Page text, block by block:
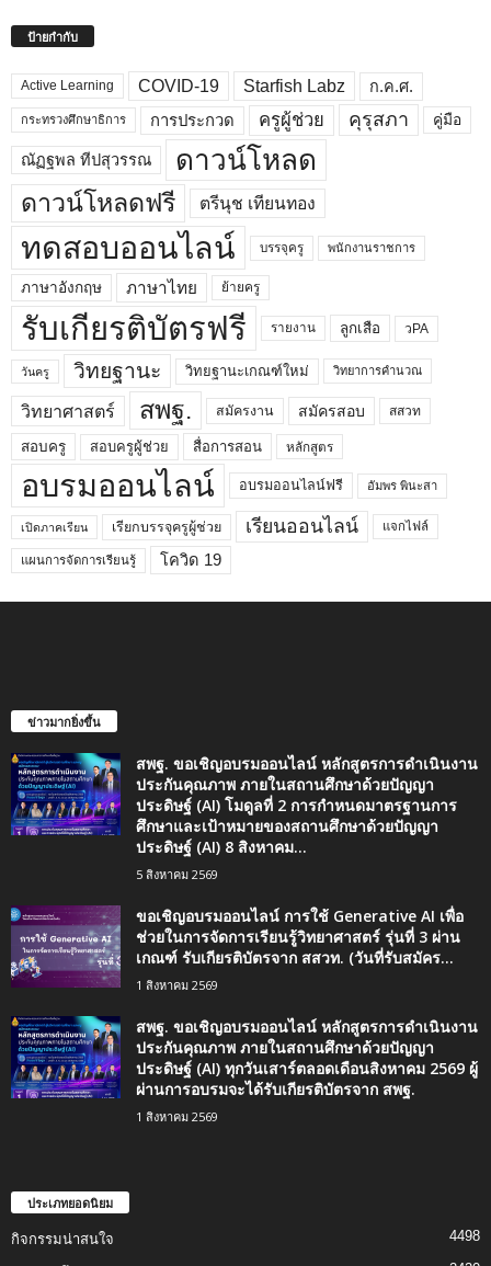
ป้ายกำกับ
Active Learning COVID-19 Starfish Labz ก.ค.ศ.
กระทรวงศึกษาธิการ การประกวด ครูผู้ช่วย คุรุสภา คู่มือ
ณัฏฐพล ทีปสุวรรณ ดาวน์โหลด
ดาวน์โหลดฟรี ตรีนุช เทียนทอง
ทดสอบออนไลน์ บรรจุครู พนักงานราชการ
ภาษาอังกฤษ ภาษาไทย ย้ายครู
รับเกียรติบัตรฟรี รายงาน ลูกเสือ วPA
วันครู วิทยฐานะ วิทยฐานะเกณฑ์ใหม่ วิทยาการคำนวณ
วิทยาศาสตร์ สพฐ. สมัครงาน สมัครสอบ สสวท
สอบครู สอบครูผู้ช่วย สื่อการสอน หลักสูตร
อบรมออนไลน์ อบรมออนไลน์ฟรี อัมพร พินะสา
เปิดภาคเรียน เรียกบรรจุครูผู้ช่วย เรียนออนไลน์ แจกไฟล์
แผนการจัดการเรียนรู้ โควิด 19
ข่าวมากยิ่งขึ้น
สพฐ. ขอเชิญอบรมออนไลน์ หลักสูตรการดำเนินงาน
ประกันคุณภาพ ภายในสถานศึกษาด้วยปัญญา
ประดิษฐ์ (AI) โมดูลที่ 2 การกำหนดมาตรฐานการ
ศึกษาและเป้าหมายของสถานศึกษาด้วยปัญญา
ประดิษฐ์ (AI) 8 สิงหาคม...
5 สิงหาคม 2569
ขอเชิญอบรมออนไลน์ การใช้ Generative AI เพื่อ
ช่วยในการจัดการเรียนรู้วิทยาศาสตร์ รุ่นที่ 3 ผ่าน
เกณฑ์ รับเกียรติบัตรจาก สสวท. (วันที่รับสมัคร...
1 สิงหาคม 2569
สพฐ. ขอเชิญอบรมออนไลน์ หลักสูตรการดำเนินงาน
ประกันคุณภาพ ภายในสถานศึกษาด้วยปัญญา
ประดิษฐ์ (AI) ทุกวันเสาร์ตลอดเดือนสิงหาคม 2569 ผู้
ผ่านการอบรมจะได้รับเกียรติบัตรจาก สพฐ.
1 สิงหาคม 2569
ประเภทยอดนิยม
กิจกรรมน่าสนใจ 4498